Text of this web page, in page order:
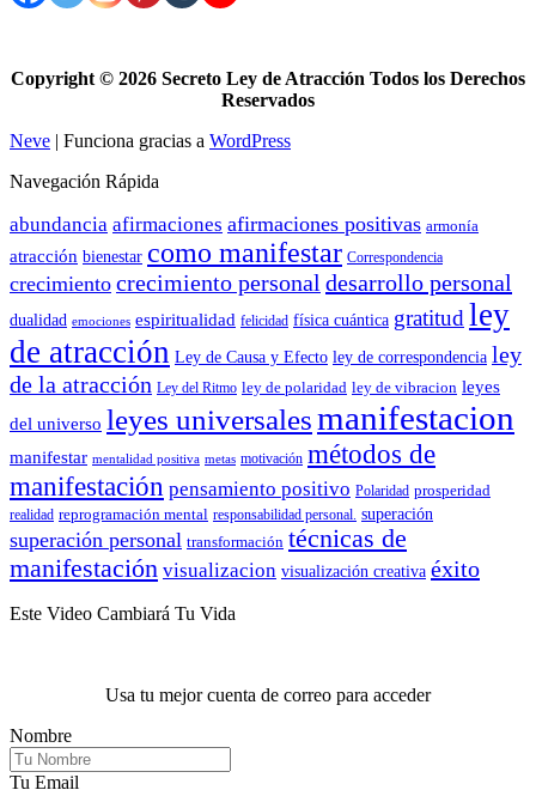
Copyright © 2026 Secreto Ley de Atracción Todos los Derechos
Reservados
Neve | Funciona gracias a WordPress
Navegación Rápida
abundancia afirmaciones afirmaciones positivas armonía
atracción bienestar como manifestar Correspondencia
crecimiento crecimiento personal desarrollo personal
dualidad emociones espiritualidad felicidad física cuántica gratitud ley
de atracción Ley de Causa y Efecto ley de correspondencia ley
de la atracción Ley del Ritmo ley de polaridad ley de vibracion leyes
del universo leyes universalesmanifestacion
manifestar mentalidad positiva metas motivación métodos de
manifestación pensamiento positivo Polaridad prosperidad
realidad reprogramación mental responsabilidad personal. superación
superación personal transformación técnicas de
manifestación visualizacion visualización creativa éxito
Este Video Cambiará Tu Vida
Usa tu mejor cuenta de correo para acceder
Nombre
Tu Email